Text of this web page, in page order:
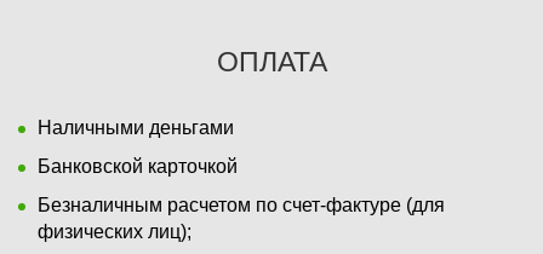
ОПЛАТА
Наличными деньгами
Банковской карточкой
Безналичным расчетом по счет-фактуре (для
физических лиц);